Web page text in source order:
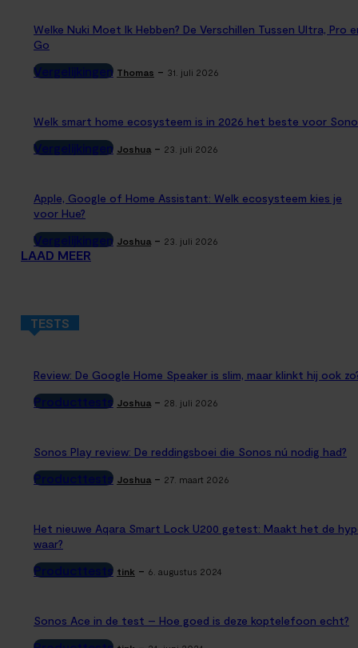
Welke Nuki Moet Ik Hebben? De Verschillen Tussen Ultra, Pro
Go
Vergelijkingen Thomas - 31. juli 2026
Welk smart home ecosysteem is in 2026 het beste voor
Vergelijkingen Joshua - 23. juli 2026
Apple, Google of Home Assistant: Welk ecosysteem kies je
voor Hue?
Vergelijkingen Joshua - 23. juli 2026
LAAD MEER
TESTS
Review: De Google Home Speaker is slim, maar klinkt hij ook
Producttests Joshua - 28. juli 2026
Sonos Play review: De reddingsboei die Sonos nú nodig had?
Producttests Joshua - 27. maart 2026
Het nieuwe Aqara Smart Lock U200 getest: Maakt het de
waar?
Producttests tink - 6. augustus 2024
Sonos Ace in de test – Hoe goed is deze koptelefoon echt?